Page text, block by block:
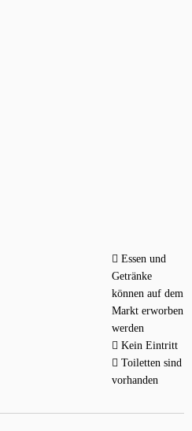
Essen und
Getränke
können auf dem
Markt erworben
werden
Kein Eintritt
Toiletten sind
vorhanden